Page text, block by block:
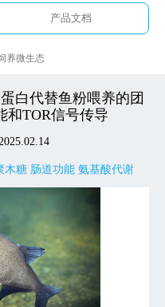
产品文档
养微生态
白代替鱼粉喂养的团
和TOR信号传导
糖 肠道功能 氨基酸代谢